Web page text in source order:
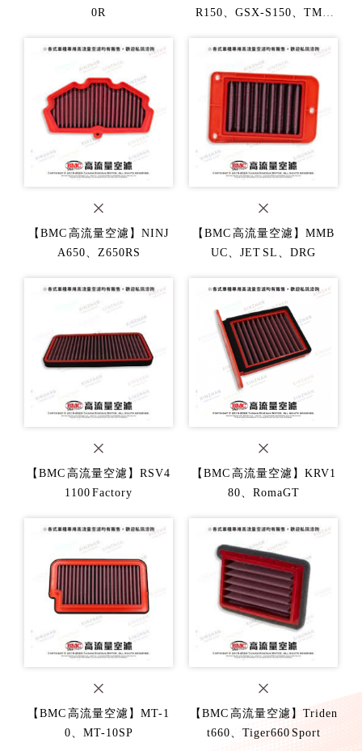
0R
R150、GSX-S150、TMA
【BMC 高流量空濾】NINJ
A650、Z650RS
【BMC 高流量空濾】MMB
UC、JET SL、DRG
【BMC 高流量空濾】RSV4
1100 Factory
【BMC 高流量空濾】KRV1
80、RomaGT
【BMC 高流量空濾】MT-1
0、MT-10SP
【BMC 高流量空濾】Triden
t660、Tiger660 Sport